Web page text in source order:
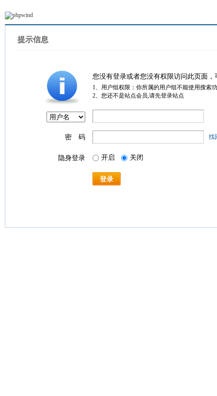
提示信息
您没有登录或者您没有权限访问此页面
1、用户组权限：你所属的用户组不能使用搜索
2、您还不是站点会员,请先登录站点
密 码 找
隐身登录 开启 关闭
登录